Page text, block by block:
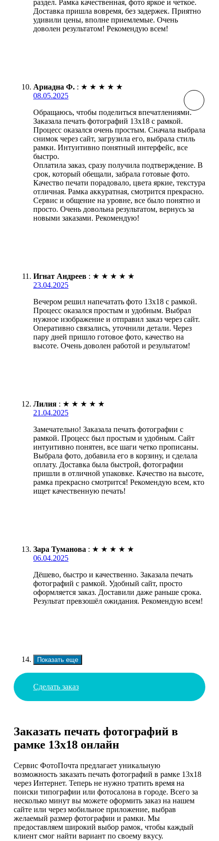
раздел. Рамка качественная, фото яркое и четкое.
Доставка пришла вовремя, без задержек. Приятно
удивили цены, вполне приемлемые. Очень
доволен результатом! Рекомендую всем!
Ариадна Ф. : ★ ★ ★ ★ ★
08.05.2025
Обращаюсь, чтобы поделиться впечатлениями.
Заказала печать фотографий 13х18 с рамкой.
Процесс оказался очень простым. Сначала выбрала
снимок через сайт, загрузила его, выбрала стиль
рамки. Интуитивно понятный интерфейс, все
быстро.
Оплатила заказ, сразу получила подтверждение. В
срок, который обещали, забрала готовые фото.
Качество печати порадовало, цвета яркие, текстура
отличная. Рамка аккуратная, смотрится прекрасно.
Сервис и общение на уровне, все было понятно и
просто. Очень довольна результатом, вернусь за
новыми заказами. Рекомендую!
Игнат Андреев : ★ ★ ★ ★ ★
23.04.2025
Вечером решил напечатать фото 13х18 с рамкой.
Процесс оказался простым и удобным. Выбрал
нужное изображение и отправил заказ через сайт.
Оперативно связались, уточнили детали. Через
пару дней пришло готовое фото, качество на
высоте. Очень доволен работой и результатом!
Лилия : ★ ★ ★ ★ ★
21.04.2025
Замечательно! Заказала печать фотографии с
рамкой. Процесс был простым и удобным. Сайт
интуитивно понятен, все шаги четко прописаны.
Выбрала фото, добавила его в корзину, и сделала
оплату. Доставка была быстрой, фотографии
пришли в отличной упаковке. Качество на высоте,
рамка прекрасно смотрится! Рекомендую всем, кто
ищет качественную печать!
Зара Туманова : ★ ★ ★ ★ ★
06.04.2025
Дёшево, быстро и качественно. Заказала печать
фотографий с рамкой. Удобный сайт, просто
оформляется заказ. Доставили даже раньше срока.
Результат превзошёл ожидания. Рекомендую всем!
Показать еще
Сделать заказ
Заказать печать фотографий в
рамке 13х18 онлайн
Сервис ФотоПочта предлагает уникальную
возможность заказать печать фотографий в рамке 13х18
через Интернет. Теперь не нужно тратить время на
поиски типографии или фотосалона в городе. Всего за
несколько минут вы можете оформить заказ на нашем
сайте или через мобильное приложение, выбрав
желаемый размер фотографии и рамки. Мы
предоставляем широкий выбор рамок, чтобы каждый
клиент смог найти вариант по своему вкусу.